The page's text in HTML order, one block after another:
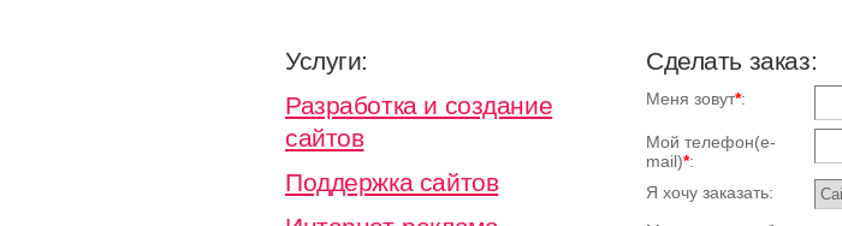
Услуги:
Разработка и создание
сайтов
Поддержка сайтов
Сделать заказ:
Меня зовут*:
Мой телефон(e-
mail)*:
Я хочу заказать: